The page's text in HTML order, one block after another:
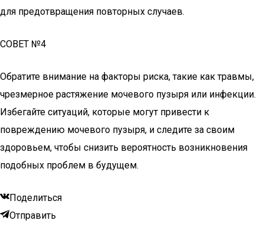
для предотвращения повторных случаев.
СОВЕТ №4
Обратите внимание на факторы риска, такие как травмы,
чрезмерное растяжение мочевого пузыря или инфекции.
Избегайте ситуаций, которые могут привести к
повреждению мочевого пузыря, и следите за своим
здоровьем, чтобы снизить вероятность возникновения
подобных проблем в будущем.
Поделиться
Отправить